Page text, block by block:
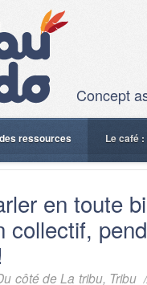
Concept
ressources Le café
en toute
collectif,
côté de La tribu, Tribu